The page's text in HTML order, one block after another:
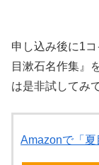
申し込み後に1
目漱石名作集』
は是非試してみ
Amazonで「